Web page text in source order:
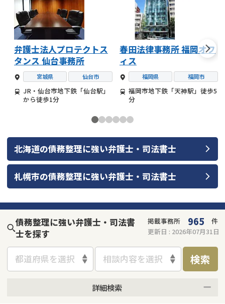
弁護士法人プロテクトス
タンス 仙台事務所
宮城県 仙台市
JR・仙台市地下鉄「仙台駅」
から徒歩1分
春田法律事務所 福岡オフ
ィス
福岡県 福岡市
福岡市地下鉄「天神駅」徒歩5
分
北海道の債務整理に強い弁護士・司法書士
札幌市の債務整理に強い弁護士・司法書士
債務整理に強い弁護士・司法書
士を探す
掲載事務所 965
件
更新日 : 2026年07月31日
都道府県を選択 相談内容を選択 検索
詳細検索